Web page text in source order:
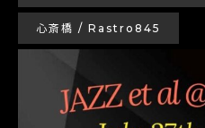
心斎橋 / Rastro845